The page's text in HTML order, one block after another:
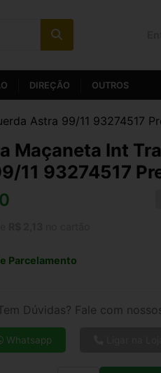
DIREÇÃO OUTROS
Astra 99/11 93274517
Maçaneta Int
11 93274517
Parcelamento
Tem Dúvidas? Fale com
Whatsapp